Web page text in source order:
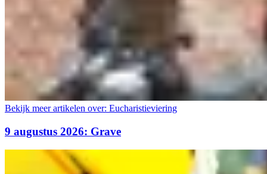
Bekijk meer artikelen over: Eucharistieviering
9 augustus 2026: Grave